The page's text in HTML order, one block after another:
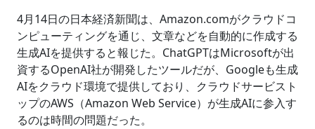
4月14日の日本経済新聞は、Amazon.comがクラウドコ
ンピューティングを通じ、文章などを自動的に作成する
生成AIを提供すると報じた。ChatGPTはMicrosoftが出
資するOpenAI社が開発したツールだが、Googleも生成
AIをクラウド環境で提供しており、クラウドサービスト
ップのAWS（Amazon Web Service）が生成AIに参入す
るのは時間の問題だった。